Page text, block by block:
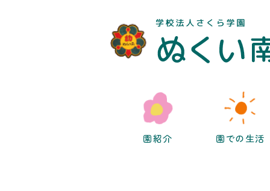
園紹介 園での生活